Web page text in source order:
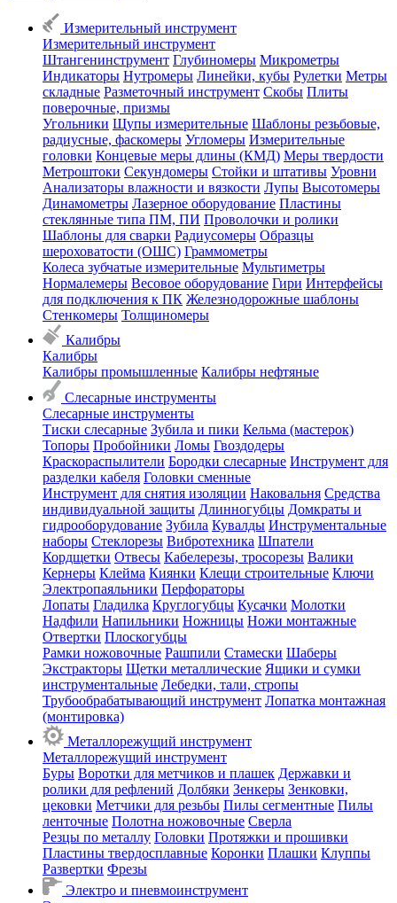
Измерительный инструмент
Измерительный инструмент
Штангенинструмент Глубиномеры Микрометры
Индикаторы Нутромеры Линейки, кубы Рулетки Метры
складные Разметочный инструмент Скобы Плиты
поверочные, призмы
Угольники Щупы измерительные Шаблоны резьбовые,
радиусные, фаскомеры Угломеры Измерительные
головки Концевые меры длины (КМД) Меры твердости
Метроштоки Секундомеры Стойки и штативы Уровни
Анализаторы влажности и вязкости Лупы Высотомеры
Динамометры Лазерное оборудование Пластины
стеклянные типа ПМ, ПИ Проволочки и ролики
Шаблоны для сварки Радиусомеры Образцы
шероховатости (ОШС) Граммометры
Колеса зубчатые измерительные Мультиметры
Нормалемеры Весовое оборудование Гири Интерфейсы
для подключения к ПК Железнодорожные шаблоны
Стенкомеры Толщиномеры
Калибры
Калибры
Калибры промышленные Калибры нефтяные
Слесарные инструменты
Слесарные инструменты
Тиски слесарные Зубила и пики Кельма (мастерок)
Топоры Пробойники Ломы Гвоздодеры
Краскораспылители Бородки слесарные Инструмент для
разделки кабеля Головки сменные
Инструмент для снятия изоляции Наковальня Средства
индивидуальной защиты Длинногубцы Домкраты и
гидрооборудование Зубила Кувалды Инструментальные
наборы Стеклорезы Вибротехника Шпатели
Кордщетки Отвесы Кабелерезы, тросорезы Валики
Кернеры Клейма Киянки Клещи строительные Ключи
Электропаяльники Перфораторы
Лопаты Гладилка Круглогубцы Кусачки Молотки
Надфили Напильники Ножницы Ножи монтажные
Отвертки Плоскогубцы
Рамки ножовочные Рашпили Стамески Шаберы
Экстракторы Щетки металлические Ящики и сумки
инструментальные Лебедки, тали, стропы
Трубообрабатывающий инструмент Лопатка монтажная
(монтировка)
Металлорежущий инструмент
Металлорежущий инструмент
Буры Воротки для метчиков и плашек Державки и
ролики для рефлений Долбяки Зенкеры Зенковки,
цековки Метчики для резьбы Пилы сегментные Пилы
ленточные Полотна ножовочные Сверла
Резцы по металлу Головки Протяжки и прошивки
Пластины твердосплавные Коронки Плашки Клуппы
Развертки Фрезы
Электро и пневмоинструмент